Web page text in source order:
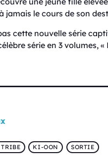
jamais le cours de son
cette nouvelle série
série en 3 volumes,
KI-OON SORTIE